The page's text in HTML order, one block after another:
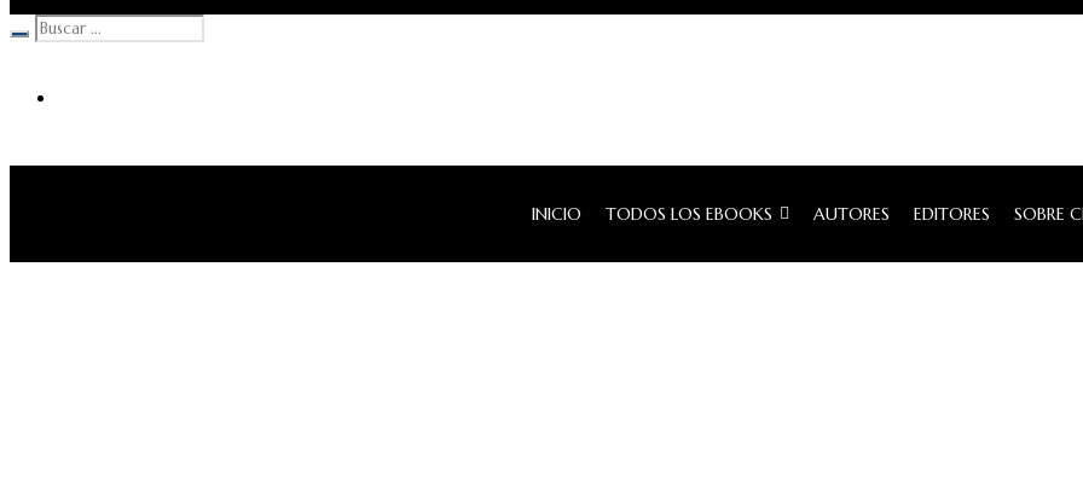
INICIO TODOS LOS EBOOKS AUTORES EDITORES SOBRE